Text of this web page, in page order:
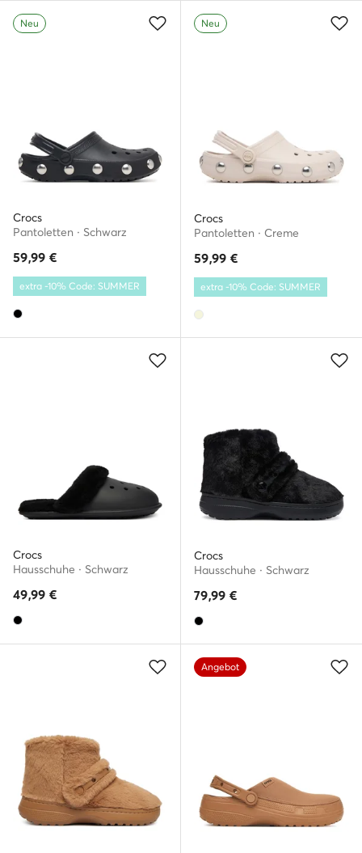
Neu
Crocs
Pantoletten · Schwarz
59,99 €
extra -10% Code: SUMMER
Neu
Crocs
Pantoletten · Creme
59,99 €
extra -10% Code: SUMMER
Crocs
Hausschuhe · Schwarz
49,99 €
Crocs
Hausschuhe · Schwarz
79,99 €
Angebot